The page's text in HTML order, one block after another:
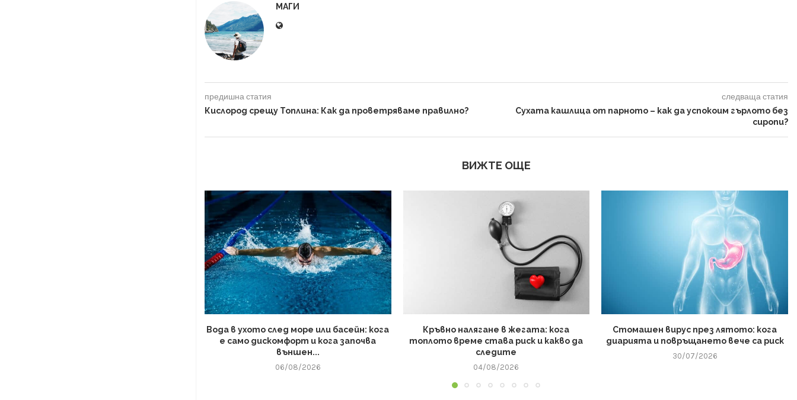
МАГИ
предишна статия
Кислород срещу Топлина: Как да проветряваме правилно?
следваща статия
Сухата кашлица от парното – как да успокоим гърлото без
сиропи?
ВИЖТЕ ОЩЕ
Вода в ухото след море или басейн: кога
е само дискомфорт и кога започва
външен...
06/08/2026
Кръвно налягане в жегата: кога
топлото време става риск и какво да
следите
04/08/2026
Стомашен вирус през лятото: кога
диарията и повръщането вече са риск
30/07/2026